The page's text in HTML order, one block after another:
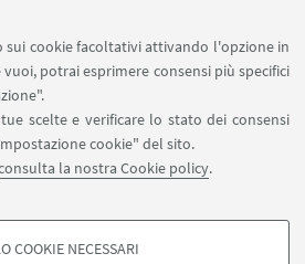
sui cookie facoltativi attivando l'opzione in
potrai esprimere consensi più specifici
scelte e verificare lo stato dei consensi
cookie" del sito.
la nostra Cookie policy.
COOKIE NECESSARI
]